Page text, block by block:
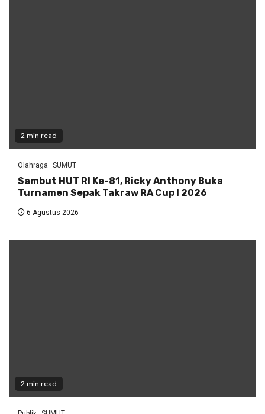
2 min read
Olahraga SUMUT
Sambut HUT RI Ke-81, Ricky Anthony Buka
Turnamen Sepak Takraw RA Cup I 2026
6 Agustus 2026
2 min read